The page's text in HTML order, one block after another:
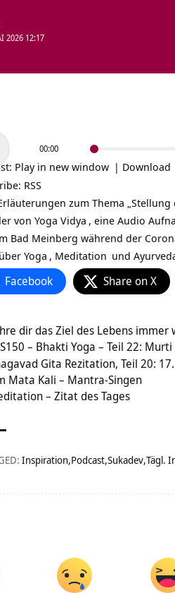
2026 12:17
00:00
Play in new window | Download
RSS
zum Thema
von Yoga Vidya , eine Audio
Bad Meinberg während der
Yoga , Meditation und
Facebook Share on X
dir das Ziel des Lebens immer
– Bhakti Yoga – Teil 22:
Gita Rezitation, Teil 20:
Mata Kali – Mantra-Singen
– Zitat des Tages
Inspiration Podcast Sukadev Tägl.